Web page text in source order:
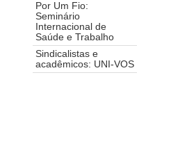
Por Um Fio:
Seminário
Internacional de
Saúde e Trabalho
Sindicalistas e
acadêmicos: UNI-VOS